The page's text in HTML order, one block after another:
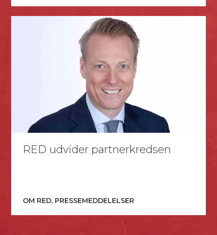
RED udvider partnerkredsen
OM RED, PRESSEMEDDELELSER